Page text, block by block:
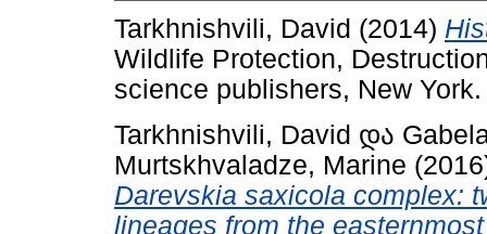
Tarkhnishvili, David (2014)
Wildlife Protection,
science publishers, New
Tarkhnishvili, David და
Murtskhvaladze, Marine
Darevskia saxicola complex:
lineages from the